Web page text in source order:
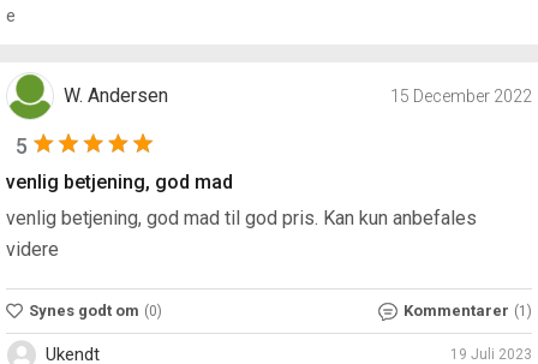
e
W. Andersen 15 December 2022
5
venlig betjening, god mad
venlig betjening, god mad til god pris. Kan kun anbefales
videre
Synes godt om (0) Kommentarer (1)
Ukendt 19 Juli 2023